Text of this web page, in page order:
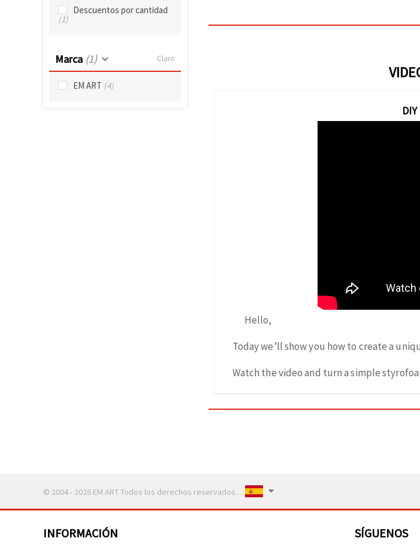
Descuentos por cantidad
(1)
Marca (1) Claro
EM ART (4)
Hello,
Today we’ll show you how to create a
Watch the video and turn a simple
© 2004 - 2026 EM ART Todos los derechos reservados..
INFORMACIÓN SÍGUENOS